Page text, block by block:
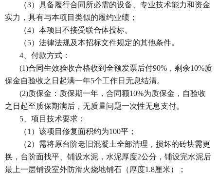
（3）具备履行合同所必需的设备、专业技术能力和资金
实力，具有与本项目类似的履约业绩；
（4）本项目不接受联合体投标。
（5）法律法规及本招标文件规定的其他条件。
4、付款方式：
(1)合同生效验收合格收到全额发票后付90%，剩余10%质
保金自验收之日起满一年5个工作日无息结清。
(2)质保金：质保期一年，合同额10%为质保金，自验收
之日起至质保期满后，无质量问题一次性无息支付。
5、项目技术要求：
（1）该项目修复面积约为100平；
（2）需将原台阶老旧混凝土全部清理，损坏的砖块需更
换，台阶面找平、铺设水泥，水泥厚度2公分，铺设完水泥后
最上一层铺设室外防滑火烧地铺石（厚度1.8厘米）；